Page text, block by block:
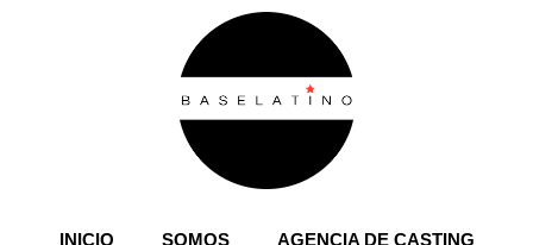
INICIO SOMOS AGENCIA DE CASTING